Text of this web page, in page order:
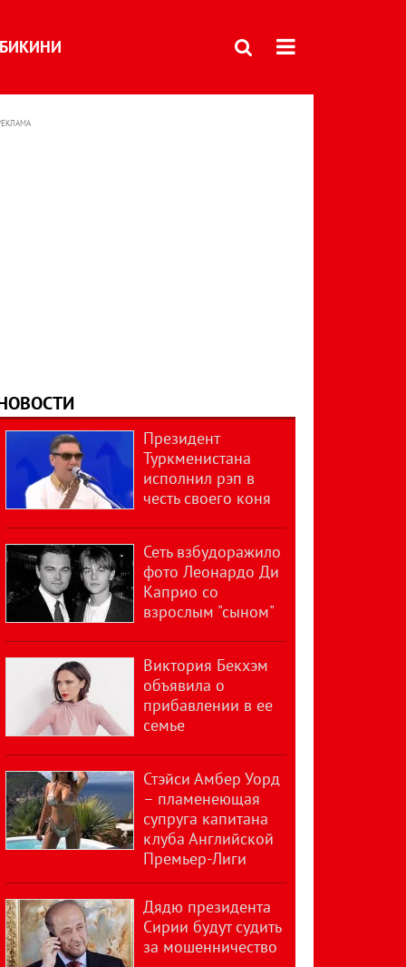
БИКИНИ
Президент
Туркменистана
исполнил рэп в
честь своего коня
Сеть взбудоражило
фото Леонардо Ди
Каприо со
взрослым "сыном"
Виктория Бекхэм
объявила о
прибавлении в ее
семье
Стэйси Амбер Уорд
– пламенеющая
супруга капитана
клуба Английской
Премьер-Лиги
Дядю президента
Сирии будут судить
за мошенничество